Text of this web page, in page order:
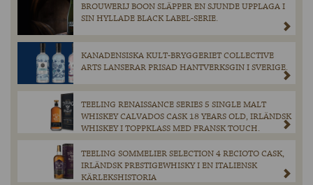
BROUWERIJ BOON SLÄPPER EN SJUNDE UPPLAGA I
SIN HYLLADE BLACK LABEL-SERIE.
KANADENSISKA KULT-BRYGGERIET COLLECTIVE
ARTS LANSERAR PRISAD HANTVERKSGIN I SVERIGE.
TEELING RENAISSANCE SERIES 5 SINGLE MALT
WHISKEY CALVADOS CASK 18 YEARS OLD, IRLÄNDSK
WHISKEY I TOPPKLASS MED FRANSK TOUCH.
TEELING SOMMELIER SELECTION 4 RECIOTO CASK,
IRLÄNDSK PRESTIGEWHISKY I EN ITALIENSK
KÄRLEKSHISTORIA